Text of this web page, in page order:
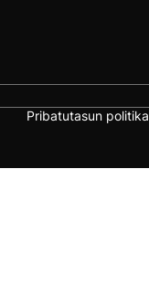
Pribatutasun politika